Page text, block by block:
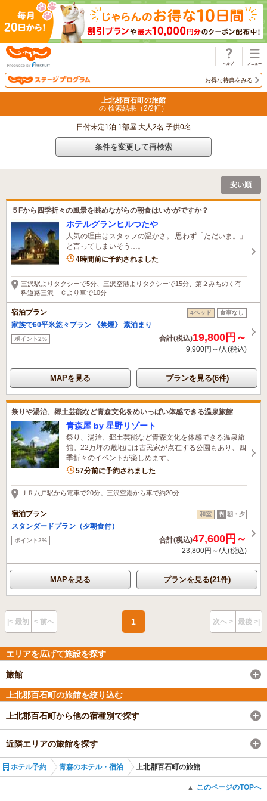
お得な特典をみる
上北郡百石町の旅館
の 検索結果（2/2軒）
日付未定1泊 1部屋 大人2名 子供0名
条件を変更して再検索
安い順
５Fから四季折々の風景を眺めながらの朝食はいかがですか？
ホテルグランヒルつたや
人気の理由はスタッフの温かさ。 思わず「ただいま。」
と言ってしまいそう…。
1名がこの宿を見ています
4時間前に予約されました
三沢駅よりタクシーで5分、三沢空港よりタクシーで15分、第２みちのく有
料道路三沢ＩＣより車で10分
宿泊プラン 4ベッド 食事なし
家族で60平米悠々プラン 《禁煙》 素泊まり
ポイント2% 合計(税込)19,800円～
9,900円～/人(税込)
MAPを見る プランを見る(6件)
祭りや湯治、郷土芸能など青森文化をめいっぱい体感できる温泉旅館
青森屋 by 星野リゾート
祭り、湯治、郷土芸能など青森文化を体感できる温泉旅
館。22万坪の敷地には古民家が点在する公園もあり、四
季折々のイベントが楽しめます。
7名がこの宿を見ています
57分前に予約されました
ＪＲ八戸駅から電車で20分。三沢空港から車で約20分
宿泊プラン 和室 朝・夕
スタンダードプラン（夕朝食付）
ポイント2% 合計(税込)47,600円～
23,800円～/人(税込)
MAPを見る プランを見る(21件)
|< 最初 < 前へ 1 次へ > 最後 >|
エリアを広げて施設を探す
旅館
上北郡百石町の旅館を絞り込む
上北郡百石町から他の宿種別で探す
近隣エリアの旅館を探す
ホテル予約 青森のホテル・宿泊 上北郡百石町の旅館
▲ このページのTOPへ